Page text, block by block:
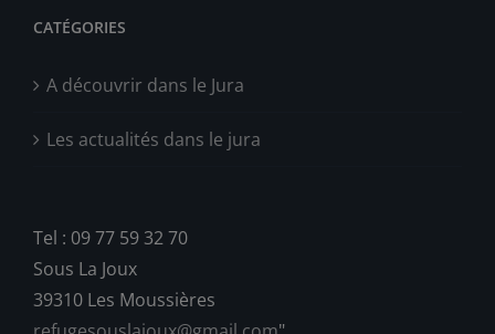
CATÉGORIES
A découvrir dans le Jura
Les actualités dans le jura
Tel : 09 77 59 32 70
Sous La Joux
39310 Les Moussières